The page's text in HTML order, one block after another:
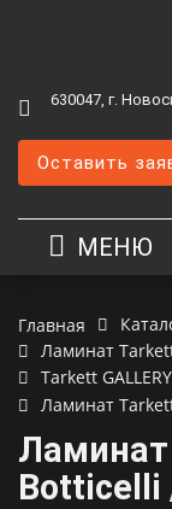
630047, г.
Оставить
МЕНЮ
Главная
Ламинат
Tarkett
Ламинат
Ламинат
Botticelli